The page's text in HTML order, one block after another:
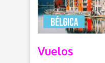
Vuelos